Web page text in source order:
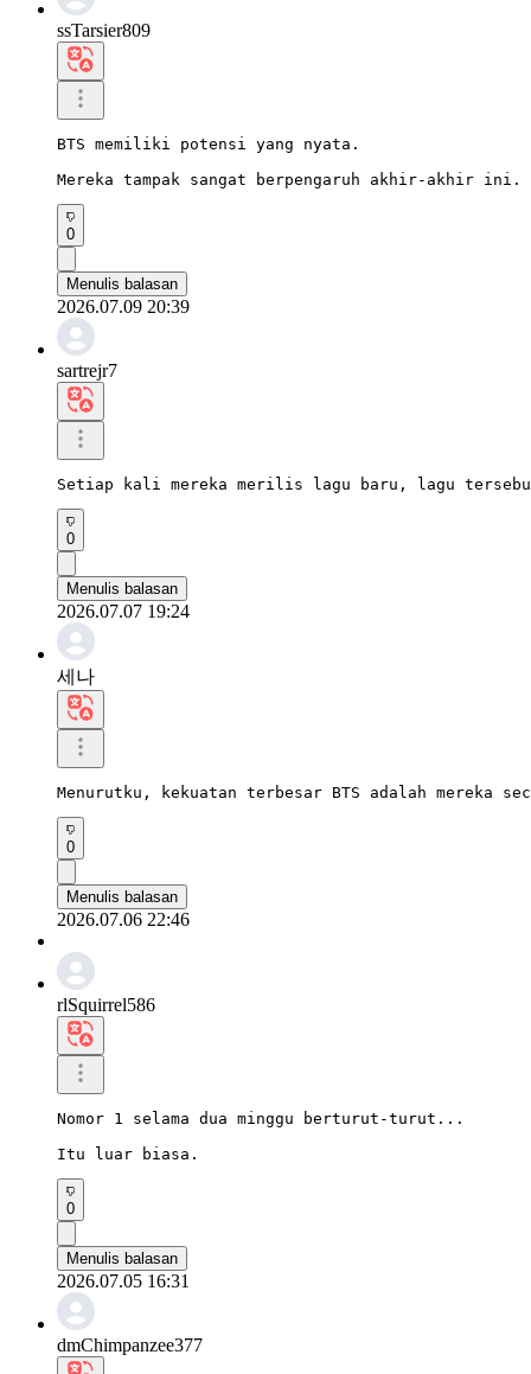
ssTarsier809
BTS memiliki potensi yang nyata.
Mereka tampak sangat berpengaruh akhir-akhir ini.
0
Menulis balasan
2026.07.09 20:39
sartrejr7
Setiap kali mereka merilis lagu baru, lagu
0
Menulis balasan
2026.07.07 19:24
세나
Menurutku, kekuatan terbesar BTS adalah mereka
0
Menulis balasan
2026.07.06 22:46
rlSquirrel586
Nomor 1 selama dua minggu berturut-turut...
Itu luar biasa.
0
Menulis balasan
2026.07.05 16:31
dmChimpanzee377